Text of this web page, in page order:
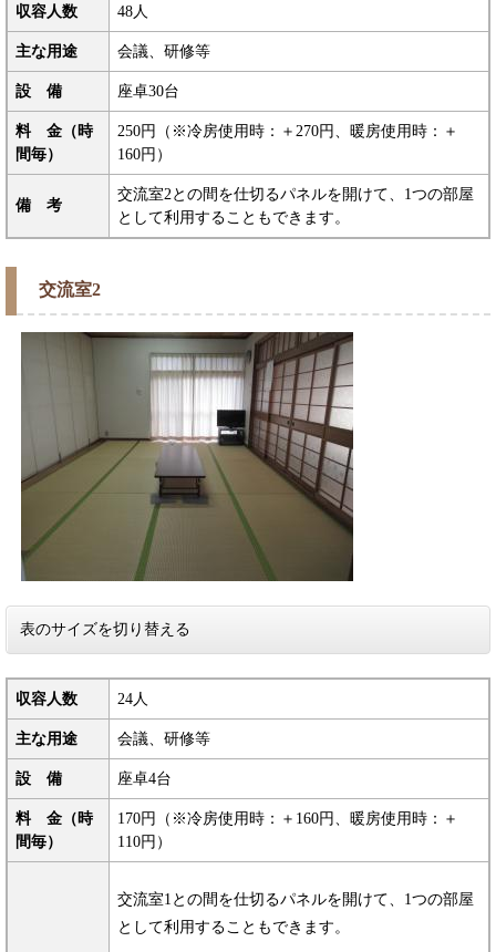
収容人数 48人
主な用途 会議、研修等
設 備 座卓30台
料 金（時
間毎）
250円（※冷房使用時：＋270円、暖房使用時：＋
160円）
備 考
交流室2との間を仕切るパネルを開けて、1つの部屋
として利用することもできます。
交流室2
表のサイズを切り替える
収容人数 24人
主な用途 会議、研修等
設 備 座卓4台
料 金（時
間毎）
170円（※冷房使用時：＋160円、暖房使用時：＋
110円）
交流室1との間を仕切るパネルを開けて、1つの部屋
として利用することもできます。